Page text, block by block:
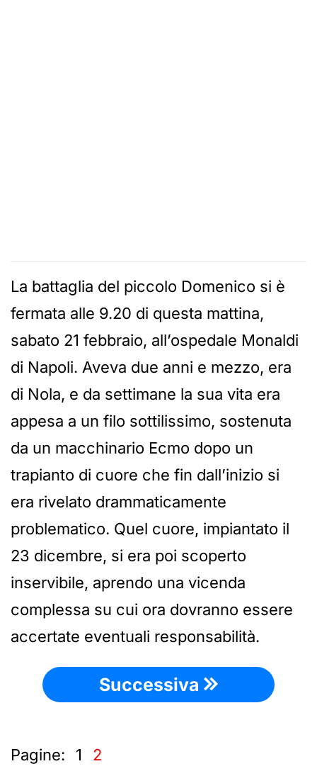
La battaglia del piccolo Domenico si è
fermata alle 9.20 di questa mattina,
sabato 21 febbraio, all’ospedale Monaldi
di Napoli. Aveva due anni e mezzo, era
di Nola, e da settimane la sua vita era
appesa a un filo sottilissimo, sostenuta
da un macchinario Ecmo dopo un
trapianto di cuore che fin dall’inizio si
era rivelato drammaticamente
problematico. Quel cuore, impiantato il
23 dicembre, si era poi scoperto
inservibile, aprendo una vicenda
complessa su cui ora dovranno essere
accertate eventuali responsabilità.
Successiva
Pagine: 1 2